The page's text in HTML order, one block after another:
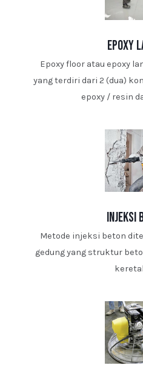
epoxy
Epoxy floor atau epoxy
yang terdiri dari 2 (dua)
epoxy / resin
injeksi
Metode injeksi beton
gedung yang struktur